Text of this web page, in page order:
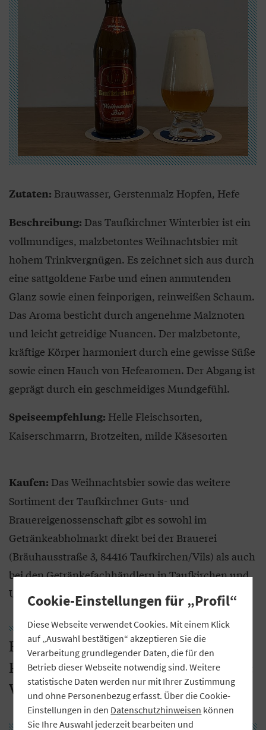
Zutaten: Brauwasser, Gerstenmalz Hopfen, Hefe
Beschreibung: Das Taufkirchner Winterbier ist ein
vollmundiges, malzbetontes Weihnachtsbier mit
hohem Trinkvergnügen. Es zeichnet sich aus durch
eine sattgoldene Farbe und einen anmutenden
Glanz sowie einen feinporigen, reinweißen Schaum.
Das Aroma besticht durch angenehme Malznoten
und leicht getreidige Nuancen. Der malzbetonte,
kräftige Körper harmoniert durch eine gewisse Süße
sowie einen Hauch von Hefearomen. Der Abgang ist
geprägt durch ein geschmeidiges Mundgefühl.
Speiseempfehlung: Helle Fleischsorten,
Kaiserschmarrn, Brotzeiten, milde Käsesorten
Kaufen: Das Weihnachtsbier sowie das weitere
Sortiment der Taufkirchner Guts- und
Brauereigenossenschaft gibt es sowohl im
Getränkeabholmarkt direkt bei der Brauerei
(Bräuhausstraße 3, 84416 Taufkirchen/Vils) als auch
bei den Getränkefachhändlern in Taufkirchen und
Umgebung.
Brauerei Hutthurm – ein Betrieb der
Raiffeisenbank i. Lkrs. Passau-Nord eG:
Winterzauber Hutthurm
Cookie-Einstellungen für „Profil“
Diese Webseite verwendet Cookies. Mit einem Klick
auf „Auswahl bestätigen“ akzeptieren Sie die
Verarbeitung grundlegender Daten, die für den
Betrieb dieser Webseite notwendig sind. Weitere
statistische Daten werden nur mit Ihrer Zustimmung
und ohne Personenbezug erfasst. Über die Cookie-
Einstellungen in den Datenschutzhinweisen können
Sie Ihre Auswahl jederzeit bearbeiten und